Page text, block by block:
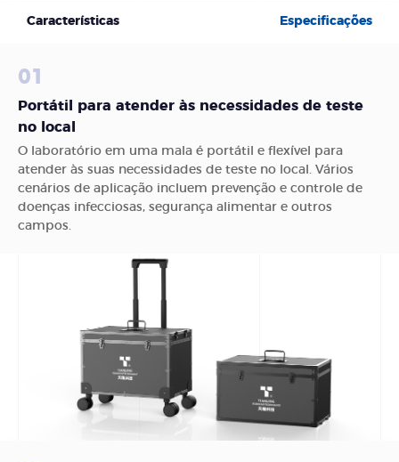
Características Especificações
01
Portátil para atender às necessidades de teste
no local
O laboratório em uma mala é portátil e flexível para
atender às suas necessidades de teste no local. Vários
cenários de aplicação incluem prevenção e controle de
doenças infecciosas, segurança alimentar e outros
campos.